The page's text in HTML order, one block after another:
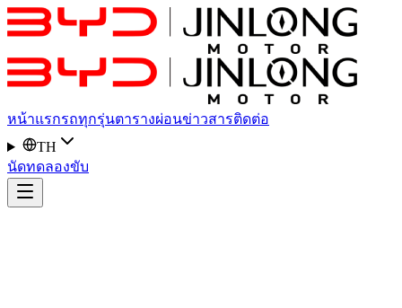
หน้าแรกรถทุกรุ่นตารางผ่อนข่าวสารติดต่อ
TH
นัดทดลองขับ